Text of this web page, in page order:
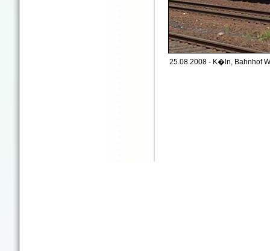
25.08.2008 - K�ln, Bahnhof